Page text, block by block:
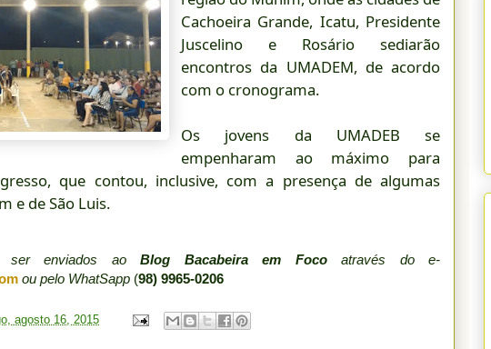
Cachoeira Grande, Icatu, Presidente
Juscelino e Rosário sediarão
encontros da UMADEM, de acordo
com o cronograma.
Os jovens da UMADEB se
empenharam ao máximo para
que contou, inclusive, com a presença de algumas
e de São Luis.
ser enviados aoBlog Bacabeira em Focoatravés do e-
ou pelo WhatSapp (98) 9965-0206
agosto 16, 2015